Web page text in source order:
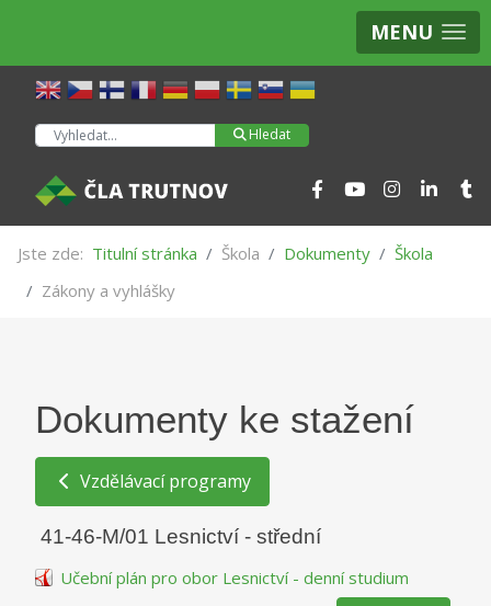
MENU
Hledat Hledat
Jste zde: Titulní stránka Škola Dokumenty
Škola
Zákony a vyhlášky
Dokumenty ke stažení
Vzdělávací programy
41-46-M/01 Lesnictví - střední
Učební plán pro obor Lesnictví - denní studium